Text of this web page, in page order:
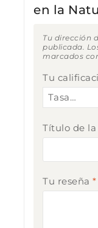
en la
Tu dirección
publicada.
marcados
Tu
Título de la
Tu reseña *